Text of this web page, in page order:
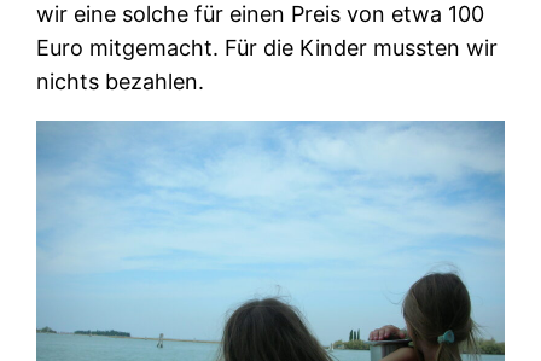
wir eine solche für einen Preis von etwa 100
Euro mitgemacht. Für die Kinder mussten wir
nichts bezahlen.